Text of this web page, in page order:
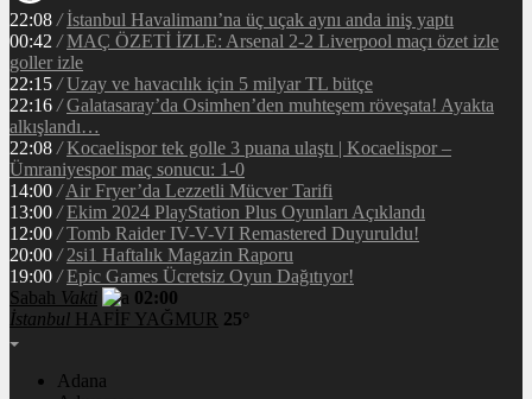
22:08 / İstanbul Havalimanı’na üç uçak aynı anda iniş yaptı
00:42 / MAÇ ÖZETİ İZLE: Arsenal 2-2 Liverpool maçı özet izle
goller izle
22:15 / Uzay ve havacılık için 5 milyar TL bütçe
22:16 / Galatasaray’da Osimhen’den muhteşem röveşata! Ayakta
alkışlandı…
22:08 / Kocaelispor tek golle 3 puana ulaştı | Kocaelispor –
Ümraniyespor maç sonucu: 1-0
14:00 / Air Fryer’da Lezzetli Mücver Tarifi
13:00 / Ekim 2024 PlayStation Plus Oyunları Açıklandı
12:00 / Tomb Raider IV-V-VI Remastered Duyuruldu!
20:00 / 2si1 Haftalık Magazin Raporu
19:00 / Epic Games Ücretsiz Oyun Dağıtıyor!
Sabah Vakti
02:00
İstanbul HAFİF YAĞMUR 25°
Adana